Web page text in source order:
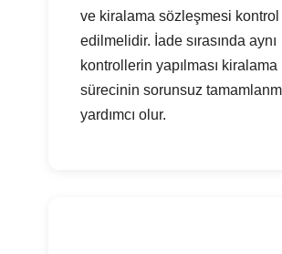
ve kiralama sözleşmesi kontrol
edilmelidir. İade sırasında aynı
kontrollerin yapılması kiralama
sürecinin sorunsuz
yardımcı olur.